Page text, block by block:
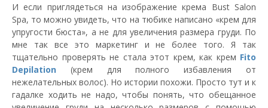
И если приглядеться на изображение крема Bust Salon
Spa, то можно увидеть, что на тюбике написано «крем для
упругости бюста», а не для увеличения размера груди. По
мне так все это маркетинг и не более того. Я так
тщательно проверять не стала этот крем, как крем Fito
Depilation (крем для полного избавления от
нежелательных волос). Но истории похожи. Просто тут и к
гадалке ходить не надо, чтобы понять, что обещанное